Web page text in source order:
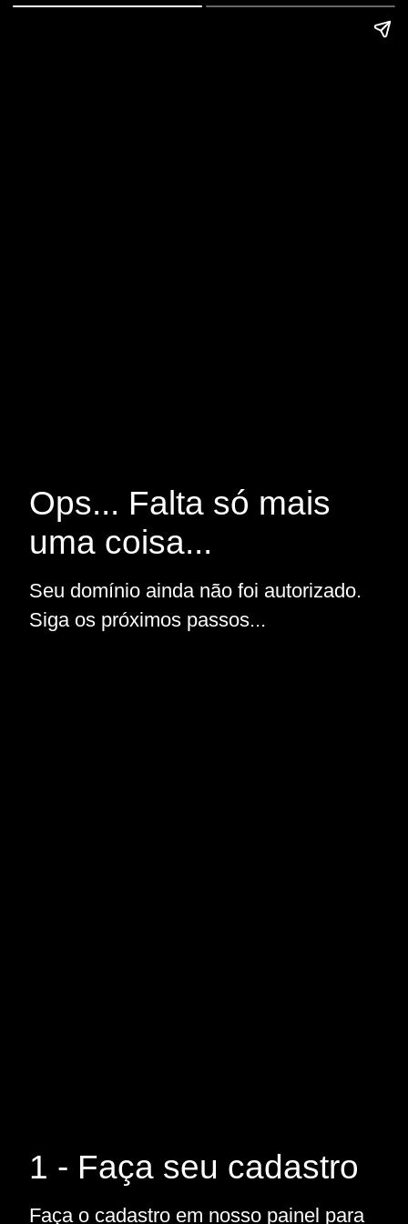
Ops... Falta só mais
uma coisa...
Seu domínio ainda não foi autorizado.
Siga os próximos passos...
1 - Faça seu cadastro
Faça o cadastro em nosso painel para